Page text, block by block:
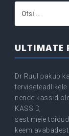
ULTIMATE
Dr Ruul pakub
nende kassid
KASSID,
sest meie